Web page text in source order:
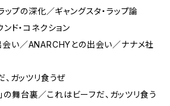
ップの深化／ギャングスタ・ラップ論
ド・コネクション
い／ANARCHYとの出会い／ナナメ社
ガッツリ食うぜ
の舞台裏／これはビーフだ、ガッツリ食う